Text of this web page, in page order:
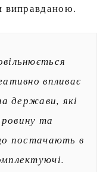
виправданою.
впливає
держави, які
та
постачають в